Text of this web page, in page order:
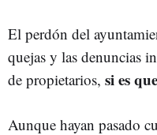
El perdón del
quejas y las denuncias
de propietarios, si es
Aunque hayan pasado